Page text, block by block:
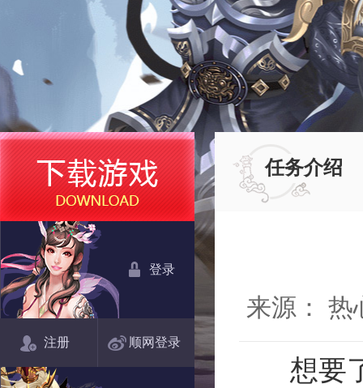
登录
注册 顺网登录
任务介绍
来源：
想要了